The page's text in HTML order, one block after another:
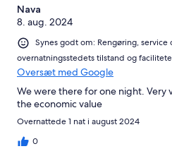
Nava
8. aug. 2024
Synes godt om: Rengøring, service
overnatningsstedets tilstand og
Oversæt med Google
We were there for one night. Very
the economic value
Overnattede 1 nat i august 2024
0